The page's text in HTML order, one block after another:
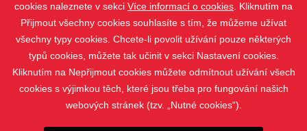
PRODUKTY
cookies naleznete v sekci Více informací o cookies . Kliknutím na
Přijmout všechny cookies souhlasíte s tím, že můžeme užívat
všechny typy cookies. Chcete-li povolit užívání pouze některých
typů cookies, můžete tak učinit v sekci Nastavení cookies.
Kliknutím na Nepřijmout cookies můžete odmítnout užívání všech
cookies s výjimkou těch, které jsou třeba pro fungování našich
webových stránek (tzv. „Nutné cookies“).